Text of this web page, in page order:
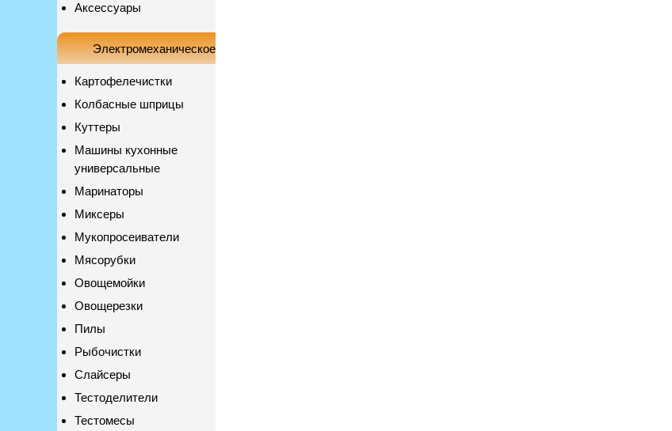
Аксессуары
Электромеханическое
Картофелечистки
Колбасные шприцы
Куттеры
Машины кухонные
универсальные
Маринаторы
Миксеры
Мукопросеиватели
Мясорубки
Овощемойки
Овощерезки
Пилы
Рыбочистки
Слайсеры
Тестоделители
Тестомесы